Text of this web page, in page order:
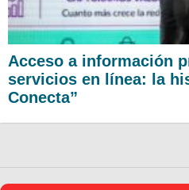
Acceso a información
servicios en línea: la
Conecta”